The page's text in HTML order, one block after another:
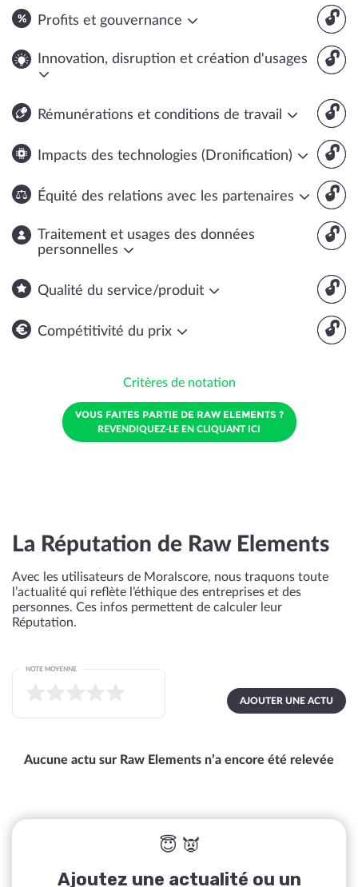
🔓
Profits et gouvernance
🔓
Innovation, disruption et création d'usages
🔓
Rémunérations et conditions de travail
🔓
Impacts des technologies (Dronification)
🔓
Équité des relations avec les partenaires
🔓
Traitement et usages des données
personnelles
🔓
Qualité du service/produit
🔓
Compétitivité du prix
Critères de notation
VOUS FAITES PARTIE DE RAW ELEMENTS ?
REVENDIQUEZ-LE EN CLIQUANT ICI
La Réputation de Raw Elements
Avec les utilisateurs de Moralscore, nous traquons toute
l’actualité qui reflète l’éthique des entreprises et des
personnes. Ces infos permettent de calculer leur
Réputation.
AJOUTER UNE ACTU
NOTE MOYENNE
Aucune actu sur Raw Elements n’a encore été relevée
😇 👿
Ajoutez une actualité ou un